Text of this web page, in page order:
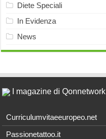
Diete Speciali
In Evidenza
News
I magazine di Qonnetwork
Curriculumvitaeeuropeo.net
Passionetattoo.it